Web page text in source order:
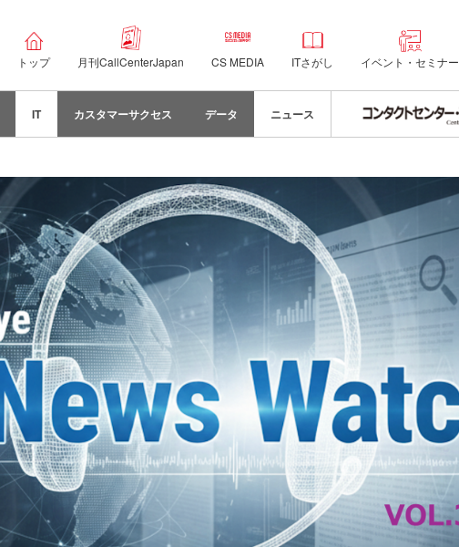
トップ 月刊CallCenterJapan CS MEDIA ITさがし イベント・セミナー
IT カスタマーサクセス データ ニュース